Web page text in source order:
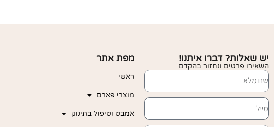
יש שאלות? דברו איתנו!
השאירו פרטים ונחזור בהקדם
מפת אתר
ראשי
מוצרי פארם
אמבט וטיפול בתינוק